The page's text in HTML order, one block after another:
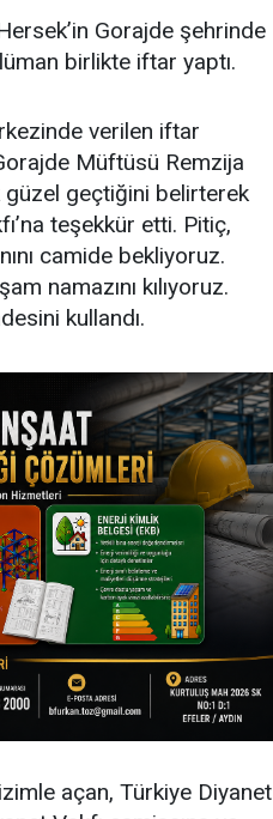
Gorajde şehrinde
birlikte iftar yaptı.
verilen iftar
Müftüsü Remzija
güzel geçtiğini belirterek
teşekkür etti. Pitiç,
camide bekliyoruz.
namazını kılıyoruz.
kullandı.
açan, Türkiye Diyanet